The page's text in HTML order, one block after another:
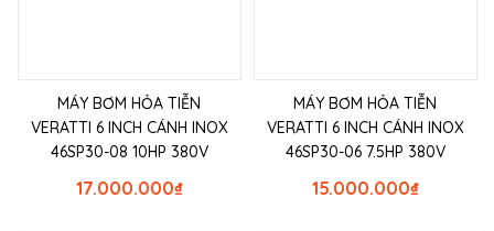
MÁY BƠM HỎA TIỄN
VERATTI 6 INCH CÁNH INOX
46SP30-08 10HP 380V
₫
17.000.000
MÁY BƠM HỎA TIỄN
VERATTI 6 INCH CÁNH INOX
46SP30-06 7.5HP 380V
₫
15.000.000